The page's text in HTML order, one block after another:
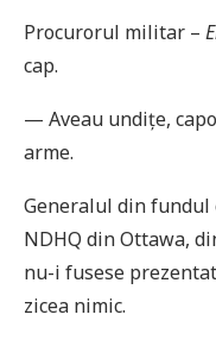
Procurorul militar –
cap.
— Aveau undițe,
arme.
Generalul din fundul
NDHQ din Ottawa,
nu-i fusese
zicea nimic.